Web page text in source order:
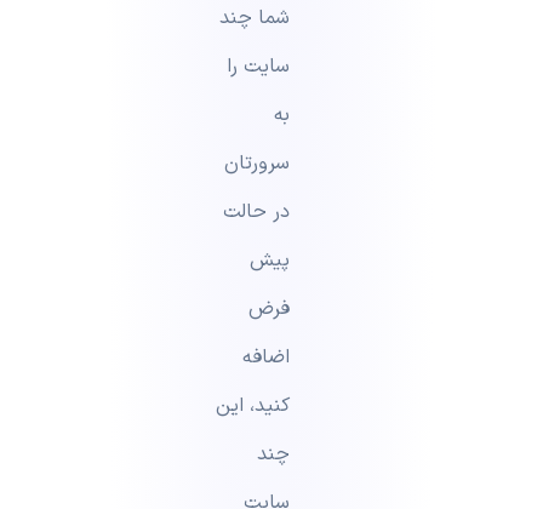
شما چند
سایت را
به
سرورتان
در حالت
پیش
فرض
اضافه
کنید، این
چند
سایت